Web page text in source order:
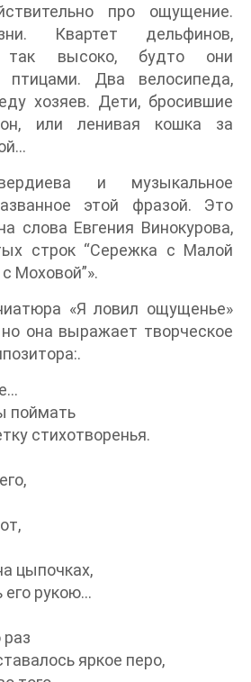
про ощущение.
Квартет дельфинов,
так высоко, будто они
птицами. Два велосипеда,
хозяев. Дети, бросившие
или ленивая кошка за
и музыкальное
этой фразой. Это
слова Евгения Винокурова,
строк “Сережка с Малой
Моховой”».
«Я ловил ощущенье»
она выражает творческое
поймать
стихотворенья.
цыпочках,
рукою…
раз
яркое перо,